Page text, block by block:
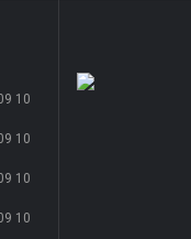
10
10
10
10